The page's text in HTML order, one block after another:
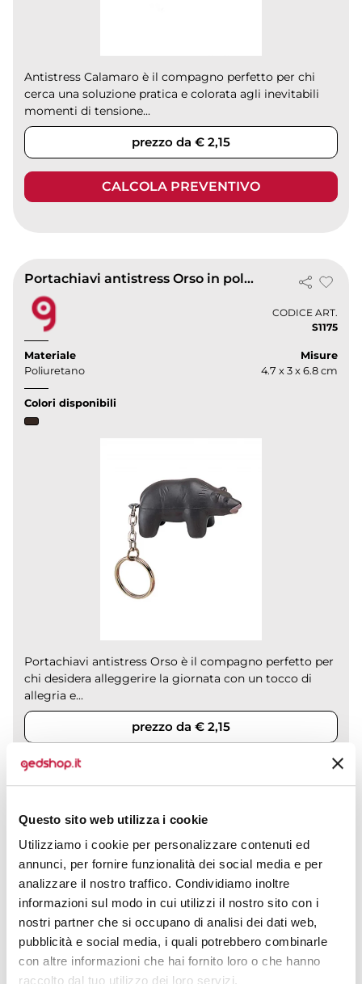
Questo sito web utilizza i cookie
Utilizziamo i cookie per personalizzare contenuti ed
annunci, per fornire funzionalità dei social media e per
analizzare il nostro traffico. Condividiamo inoltre
informazioni sul modo in cui utilizzi il nostro sito con i
nostri partner che si occupano di analisi dei dati web,
pubblicità e social media, i quali potrebbero combinarle
con altre informazioni che hai fornito loro o che hanno
raccolto dal tuo utilizzo dei loro servizi.
Antistress Calamaro è il compagno perfetto per chi
cerca una soluzione pratica e colorata agli inevitabili
momenti di tensione...
prezzo da € 2,15
CALCOLA PREVENTIVO
Portachiavi antistress Orso in poliuretano espanso - 10g 4,7x3x6,8cm
CODICE ART.
S1175
Materiale
Poliuretano
Misure
4.7 x 3 x 6.8 cm
Colori disponibili
Portachiavi antistress Orso è il compagno perfetto per
chi desidera alleggerire la giornata con un tocco di
allegria e...
prezzo da € 2,15
Portachiavi antistress Polpo in poliuretano, leggero e colorato
CODICE ART.
Materiale
Poliuretano
Misure
4.5 x 6.5 x 6 cm